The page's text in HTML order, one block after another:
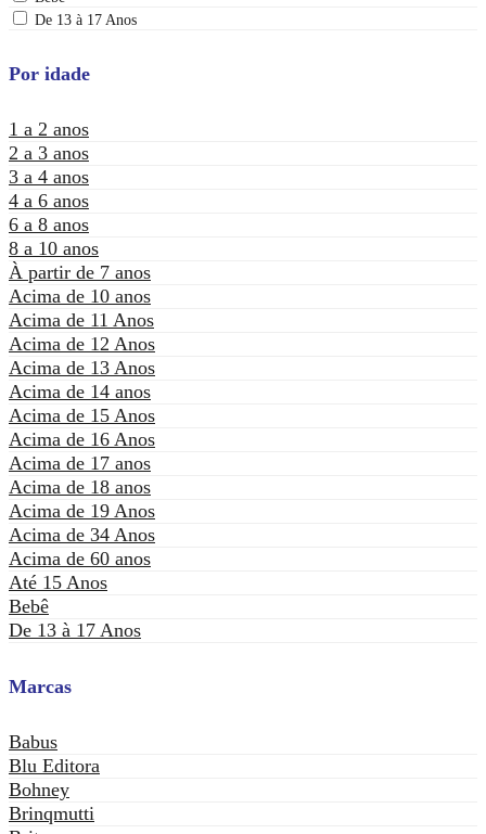
De 13 à 17 Anos
Por idade
1 a 2 anos
2 a 3 anos
3 a 4 anos
4 a 6 anos
6 a 8 anos
8 a 10 anos
À partir de 7 anos
Acima de 10 anos
Acima de 11 Anos
Acima de 12 Anos
Acima de 13 Anos
Acima de 14 anos
Acima de 15 Anos
Acima de 16 Anos
Acima de 17 anos
Acima de 18 anos
Acima de 19 Anos
Acima de 34 Anos
Acima de 60 anos
Até 15 Anos
Bebê
De 13 à 17 Anos
Marcas
Babus
Blu Editora
Bohney
Brinqmutti